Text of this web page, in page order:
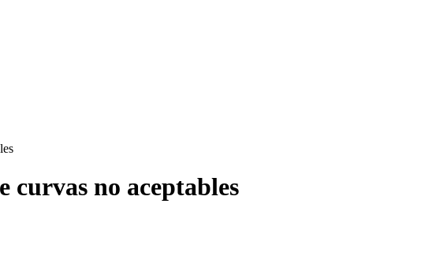
curvas no aceptables